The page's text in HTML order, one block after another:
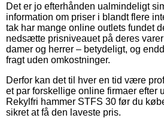
Det er jo efterhånden ualmindeligt
information om priser i blandt flere
tak har mange online outlets fundet
nedsætte prisniveauet på deres varer
damer og herrer – betydeligt, og
fragt uden omkostninger.
Derfor kan det til hver en tid være
et par forskellige online firmaer efter
Rekylfri hammer STFS 30 før du
sikret at få den laveste pris.